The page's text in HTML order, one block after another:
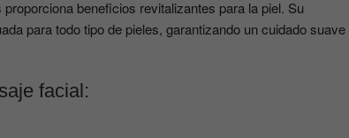
beneficios revitalizantes para la piel. Su
para todo tipo de pieles, garantizando un cuidado suave
facial: